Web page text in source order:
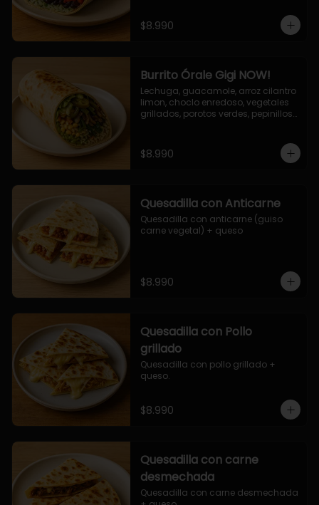
$8.990
Burrito Órale Gigi NOW!
Lechuga, guacamole, arroz cilantro
limon, choclo enredoso, vegetales
grillados, porotos verdes, pepinillos
$8.990
Quesadilla con Anticarne
Quesadilla con anticarne (guiso
carne vegetal) + queso
$8.990
Quesadilla con Pollo
grillado
Quesadilla con pollo grillado +
queso.
$8.990
Quesadilla con carne
desmechada
Quesadilla con carne desmechada